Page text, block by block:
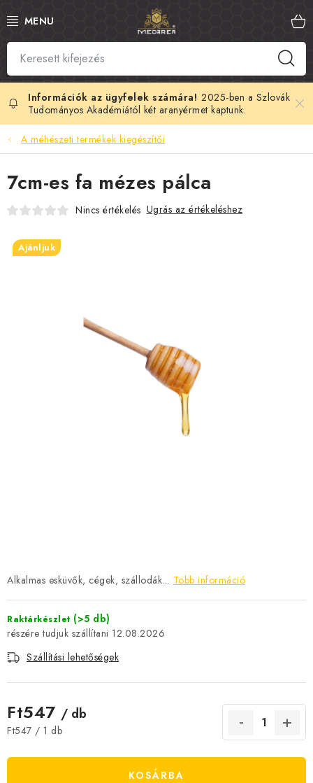
tartalomhoz
SZLOVÁK MÉZ
MANUKA MÉZ
MÉHPEMPŐ
KIRÁLYI ZSELÉ
MÉHMÉREG
MÉZ AJÁNDÉKCSOMAGOK
A MÉHÉSZETI TERMÉKEK KIEGÉSZÍTŐI
JELENLEGI KEDVEZMÉNYEK
CSOKOLÁDÉ
2025-ben a Szlovák
Tudományos Akadémiától két aranyérmet kaptunk.
A méhészeti termékek kiegészítői
Alkalmas esküvők, cégek, szállodák... Több információ
Raktárkészlet (>5 db)
12.08.2026
Szállítási lehetőségek
Ft547 / db
Egységár:
Ft547 / 1 db
KOSÁRBA
7cm-es fa mézes pálca
Nincs értékelés Ugrás az értékeléshez
Ajánljuk